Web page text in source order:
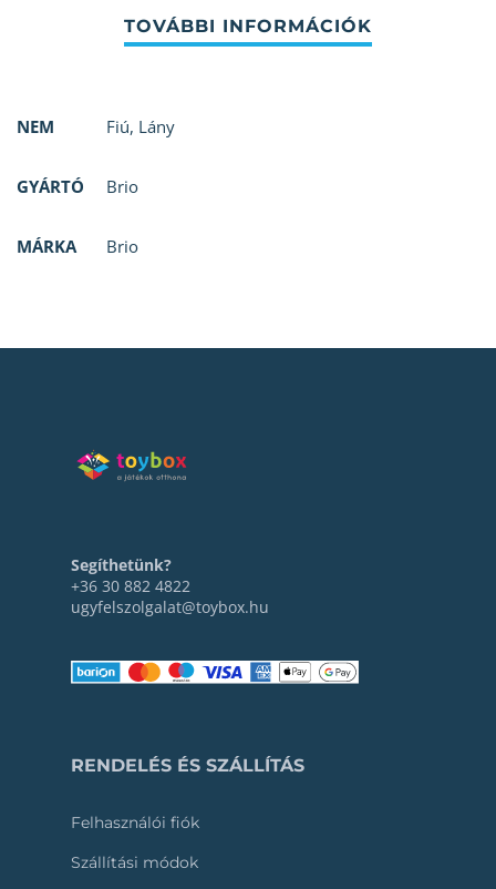
NEM Fiú, Lány
GYÁRTÓ Brio
MÁRKA Brio
Segíthetünk?
+36 30 882 4822
ugyfelszolgalat@toybox.hu
RENDELÉS ÉS SZÁLLÍTÁS
Felhasználói fiók
Szállítási módok